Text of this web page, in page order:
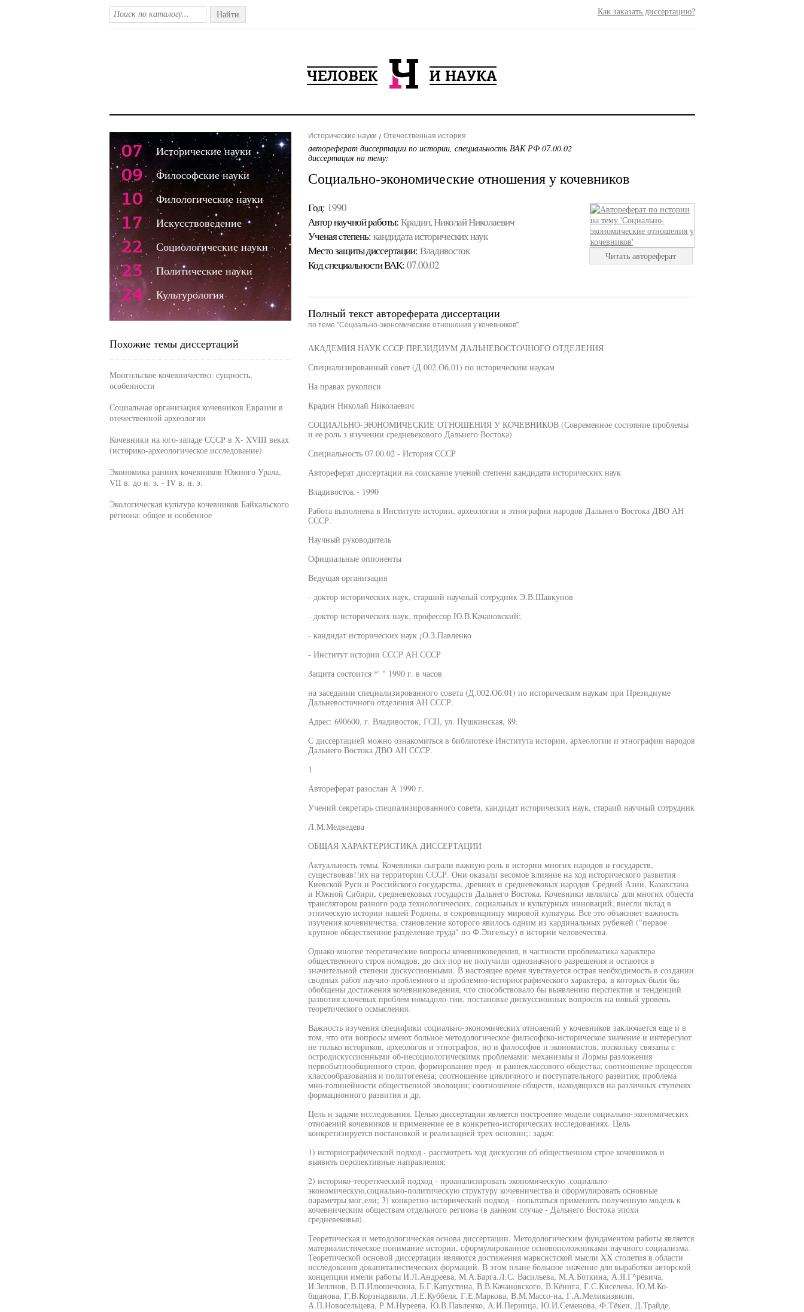
Найти Как заказать диссертацию?
Исторические науки Отечественная история
автореферат диссертации по истории, специальность ВАК РФ 07.00.02
диссертация на тему:
Социально-экономические отношения у кочевников
Год: 1990
Автор научной работы: Крадин, Николай Николаевич
Ученая cтепень: кандидата исторических наук
Место защиты диссертации: Владивосток
Код cпециальности ВАК: 07.00.02
Читать автореферат
Полный текст автореферата диссертации
по теме "Социально-экономические отношения у кочевников"
АКАДЕМИЯ НАУК СССР ПРЕЗИДИУМ ДАЛЬНЕВОСТОЧНОГО ОТДЕЛЕНИЯ
Специализированный совет (Д.002.Об.01) по историческим наукам
На правах рукописи
Крадин Николай Николаевич
СОЦИАЛЬНО-ЭЮНОМИЧЕСКИЕ ОТНОШЕНИЯ У КОЧЕВНИКОВ (Современное состояние проблемы
и ее роль з изучении средневекового Дальнего Востока)
Специальность 07.00.02 - История СССР
Автореферат диссертации на соискание ученой степени кандидата исторических наук
Владивосток - 1990
Работа выполнена в Институте истории, археологии и этнографии народов Дальнего Востока ДВО АН
СССР.
Научный руководитель
Официальные оппоненты
Ведущая организация
- доктор исторических наук, старший научный сотрудник Э.В.Шавкунов
- доктор исторических наук, профессор Ю.В.Качановский;
- кандидат исторических наук ¡О.З.Павленко
- Институт истории СССР АН СССР
Защита состоится *' " 1990 г. в часов
на заседании специализированного совета (Д.002.Об.01) по историческим наукам при Президиуме
Дальневосточного отделения АН СССР.
Адрес: 690600, г. Владивосток, ГСП, ул. Пушкинская, 89.
С диссертацией можно ознакомиться в библиотеке Института истории, археологии и этнографии народов
Дальнего Востока ДВО АН СССР.
1
Автореферат разослан А 1990 г.
Учений секретарь специализированного совета, кандидат исторических наук, стараий научный сотрудник
Л.М.Медведева
ОБЩАЯ ХАРАКТЕРИСТИКА ДИССЕРТАЦИИ
Актуальность темы. Кочевники сыграли важную роль в истории многих народов и государств,
существовав!!их на территории СССР. Они оказали весомое влияние на ход исторического развития
Киевской Руси и Российского государства, древних и средневековых народов Средней Азии, Казахстана
и Южной Сибири, средневековых государств Дальнего Востока. Кочевники являлись' для многих обцеста
транслятором разного рода технологических, социальных и культурных инноваций, внесли вклад в
этническую истории нашей Родины, в сокровищницу мировой культуры. Все это объясняет важность
изучения кочевничества, становление которого явилось одним из кардинальных рубежей ("первое
крупное общественное разделение труда" по Ф.Энгельсу) в истории человечества.
Однако многие теоретические вопросы кочевниковедения, в частности проблематика характера
общественного строя номадов, до сих пор не получили однозначного разрешения и остаются в
значительной степени дискуссионными. В настоящее время чувствуется острая необходимость в создании
сводных работ научно-проблемного и проблемно-историографического характера, в которых были бы
обобщены достижения кочевниковедения, что способствовало бы выявлению перспектив и тенденций
развотия клочевых проблем номадоло-гии, постановке дискуссионных вопросов на новый уровень
теоретического осмысления.
Важность изучения специфики социально-экономических отноаений у кочевников заключается еще и в
том, что оти вопросы имеют больное методологическое филэсофско-историческое значение и интересуют
не только историков, археологов и этнографов, но и философов и экономистов, поскольку связаны с
остродискуссионными об-иесоциологическимк проблемами: механизмы и Лормы разложения
первобытнообщинного строя, формирования пред- и раннеклассового общества; соотношение процессов
классообразования и политогенеза; соотношение цикличного и поступательного развития; проблема
мно-голинейности общественной эволоции; соотношение обществ, находящихся на различных ступенях
формационного развития и др.
Цель и задачи исследования. Целью диссертации является построение модели социально-экономических
отноаений кочевников и применение ее в конкретно-исторических исследованиях. Цель
конкретизируется постановкой и реализацией трех основнн;: задач:
1) историографический подход - рассмотреть ход дискуссии об общественном строе кочевников и
выявить перспективные направления;
2) историко-теореткческий подход - проанализировать экономическую .социально-
экономическую,социально-политическую структуру кочевничества и сформулировать основные
параметры мог,ели; 3) конкретно-исторический подход - попытаться применить полученную модель к
кочевническим обществам отдельного региона (в данном случае - Дальнего Востока эпохи
средневековья).
Теоретическая и методологическая основа диссертации. Методологическим фундаментом работы является
материалистическое понимание истории, сформулированное основоположниками научного социализма.
Теоретической основой диссертации являются достижения марксистской мысли XX столетия в области
исследования докапиталистических формаций. В этом плане большое значение для выработки авторской
концепции имели работы И.Л.Андреева, М.А.Барга.Л.С. Васильева, М.А.Боткина, А.Я.Г^ревича,
И.Зеллнов, В.П.Илюшечкина, Б.Г.Капустина, В.В.Качановского, В.Кёнига, Г.С.Киселева, Ю.М.Ко-
бщанова, Г.В.Корзнадвили, Л.Е.Куббеля, Г.Е.Маркова, В.М.Массо-на, Г.А.Меликизвили,
А.П.Новосельцева, Р.М.Нуреева, Ю.В.Павленко, А.И.Периица, Ю.И.Семенова, Ф.Тёкеи, Д.Трайде,
07 Исторические науки
09 Философские науки
10 Филологические науки
17 Искусствоведение
22 Социологические науки
23 Политические науки
24 Культурология
Похожие темы диссертаций
Монгольское кочевничество: сущность,
особенности
Социальная организация кочевников Евразии в
отечественной археологии
Кочевники на юго-западе СССР в Х- XVIII веках
(историко-археологическое исследование)
Экономика ранних кочевников Южного Урала,
VII в. до н. э. - IV в. н. э.
Экологическая культура кочевников Байкальского
региона: общее и особенное